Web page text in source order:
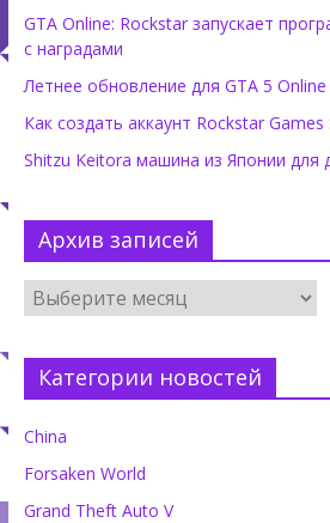
GTA Online: Rockstar запускает
с наградами
Летнее обновление для GTA 5
Как создать аккаунт Rockstar Games
Shitzu Keitora машина из Японии для
Архив записей
Категории новостей
China
Forsaken World
Grand Theft Auto V